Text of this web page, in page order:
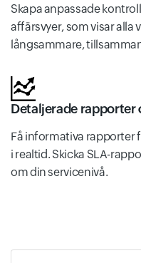
Skapa anpassade
affärsvyer, som visar alla
långsammare,
Detaljerade rapporter
Få informativa rapporter
i realtid. Skicka SLA-
om din servicenivå.